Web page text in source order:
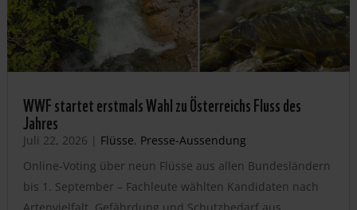
WWF startet erstmals Wahl zu Österreichs Fluss des
Jahres
Juli 22, 2026 | Flüsse, Presse-Aussendung
Online-Voting über neun Flüsse aus allen Bundesländern
bis 1. September – Fachleute wählten Kandidaten nach